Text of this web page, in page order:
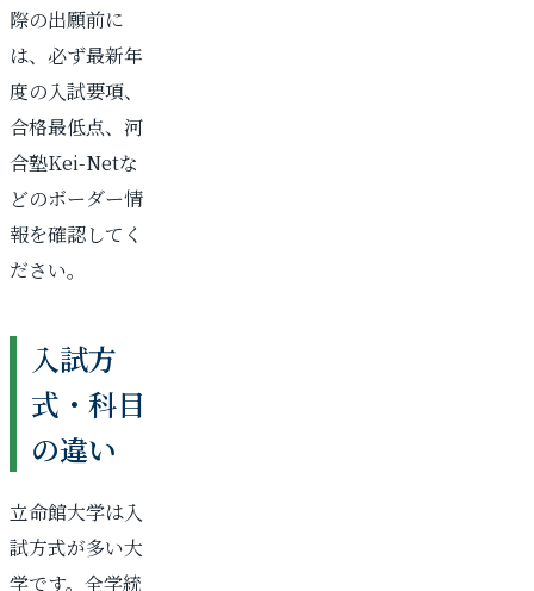
際の出願前に
は、必ず最新年
度の入試要項、
合格最低点、河
合塾Kei-Netな
どのボーダー情
報を確認してく
ださい。
入試方
式・科目
の違い
立命館大学は入
試方式が多い大
学です。全学統